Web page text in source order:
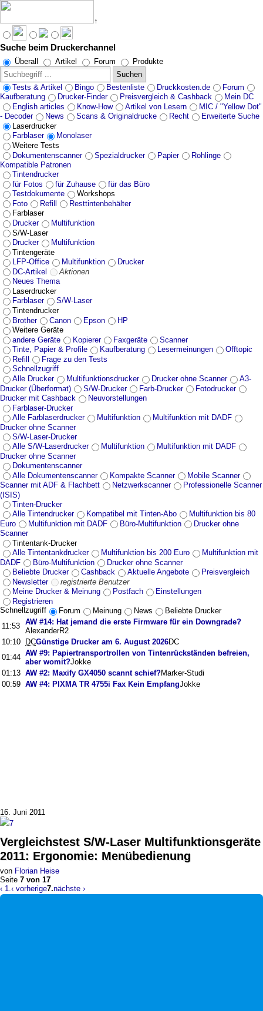
↑
Suche beim Druckerchannel
Überall Artikel Forum
Produkte
Suchen
Tests & Artikel
Bingo Bestenliste Druckkosten.de
Forum
Kaufberatung
Drucker-Finder Preisvergleich & Cashback
Mein DC
English articles
Know-How Artikel von Lesern
MIC / "Yellow Dot"
- Decoder
News Scans & Originaldrucke Recht
Erweiterte Suche
Laserdrucker
Farblaser
Monolaser
Weitere Tests
Dokumentenscanner
Spezialdrucker Papier
Rohlinge
Kompatible Patronen
Tintendrucker
für Fotos
für Zuhause
für das Büro
Testdokumente
Workshops
Foto
Refill
Resttintenbehälter
Farblaser
Drucker
Multifunktion
S/W-Laser
Drucker
Multifunktion
Tintengeräte
LFP-Office
Multifunktion
Drucker
DC-Artikel
Aktionen
Neues Thema
Laserdrucker
Farblaser
S/W-Laser
Tintendrucker
Brother
Canon Epson
HP
Weitere Geräte
andere Geräte
Kopierer Faxgeräte
Scanner
Tinte, Papier & Profile
Kaufberatung Lesermeinungen
Offtopic
Refill
Frage zu den Tests
Schnellzugriff
Alle Drucker
Multifunktionsdrucker Drucker ohne Scanner
A3-
Drucker (Überformat)
S/W-Drucker Farb-Drucker
Fotodrucker
Drucker mit Cashback
Neuvorstellungen
Farblaser-Drucker
Alle Farblaserdrucker
Multifunktion
Multifunktion mit DADF
Drucker ohne Scanner
S/W-Laser-Drucker
Alle S/W-Laserdrucker
Multifunktion
Multifunktion mit DADF
Drucker ohne Scanner
Dokumentenscanner
Alle Dokumentenscanner
Kompakte Scanner
Mobile Scanner
Scanner mit ADF & Flachbett
Netzwerkscanner
Professionelle Scanner
(ISIS)
Tinten-Drucker
Alle Tintendrucker
Kompatibel mit Tinten-Abo
Multifunktion bis 80
Euro
Multifunktion mit DADF Büro-Multifunktion
Drucker ohne
Scanner
Tintentank-Drucker
Alle Tintentankdrucker
Multifunktion bis 200 Euro
Multifunktion mit
DADF
Büro-Multifunktion
Drucker ohne Scanner
Beliebte Drucker
Cashback Aktuelle Angebote
Preisvergleich
Newsletter
registrierte Benutzer
Meine Drucker & Meinung
Postfach
Einstellungen
Registrieren
Schnellzugriff
Forum Meinung News
Beliebte Drucker
11:53 AW #14: Hat jemand die erste Firmware für ein Downgrade?
AlexanderR2
10:10
DCGünstige Drucker am 6. August 2026DC
01:44 AW #9: Papiertransportrollen von Tintenrückständen befreien,
aber womit?Jokke
01:13 AW #2: Maxify GX4050 scannt schief?Marker-Studi
00:59 AW #4: PIXMA TR 4755i Fax Kein EmpfangJokke
16. Juni 2011
7
Vergleichstest S/W-Laser Multifunktionsgeräte
2011: Ergonomie: Menübedienung
von Florian Heise
Seite 7 von 17
‹ 1.‹ vorherige7.nächste ›
Angebote werden geladen...